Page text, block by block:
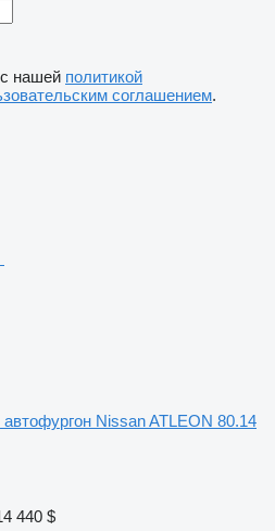
нашей политикой
соглашением.
автофургон Nissan ATLEON 80.14
440 $